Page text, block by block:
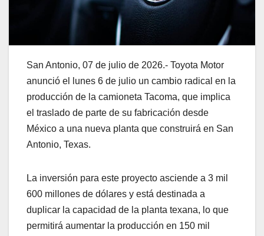
San Antonio, 07 de julio de 2026.- Toyota Motor
anunció el lunes 6 de julio un cambio radical en la
producción de la camioneta Tacoma, que implica
el traslado de parte de su fabricación desde
México a una nueva planta que construirá en San
Antonio, Texas.
La inversión para este proyecto asciende a 3 mil
600 millones de dólares y está destinada a
duplicar la capacidad de la planta texana, lo que
permitirá aumentar la producción en 150 mil